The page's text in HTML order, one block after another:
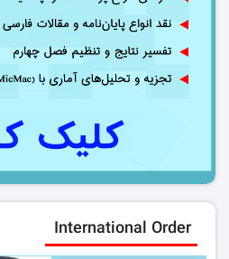
International Order